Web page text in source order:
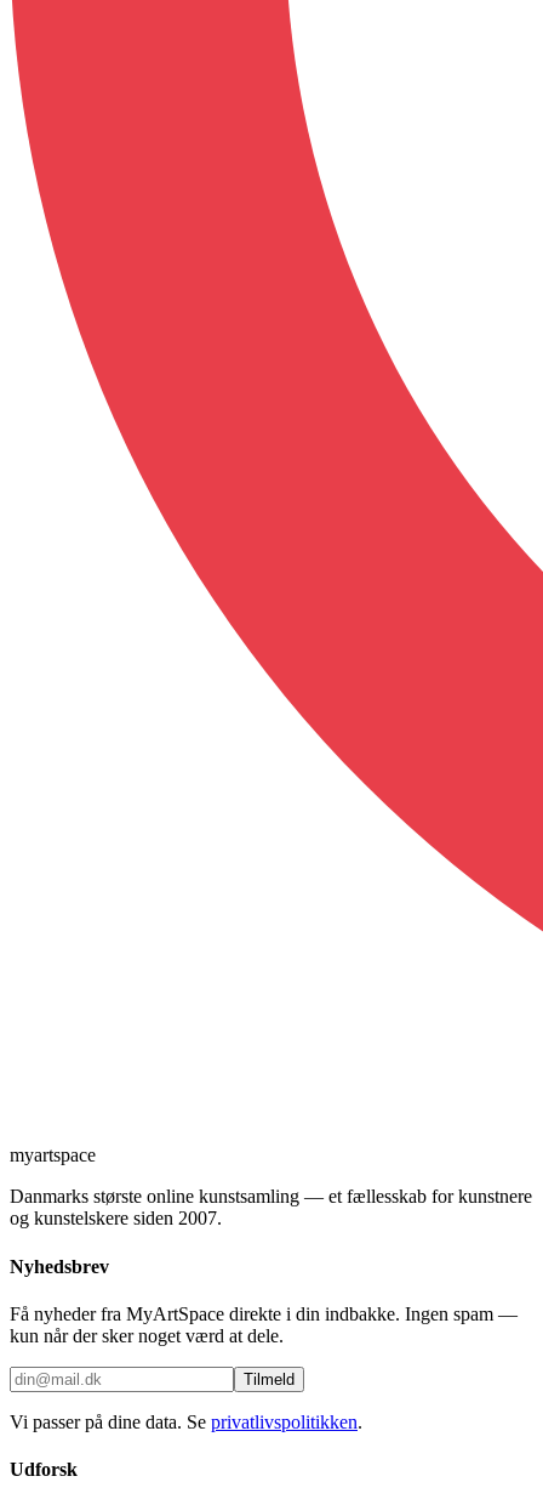
myartspace
Danmarks største online kunstsamling — et fællesskab for kunstnere
og kunstelskere siden 2007.
Nyhedsbrev
Få nyheder fra MyArtSpace direkte i din indbakke. Ingen spam —
kun når der sker noget værd at dele.
Tilmeld
Vi passer på dine data. Se privatlivspolitikken.
Udforsk